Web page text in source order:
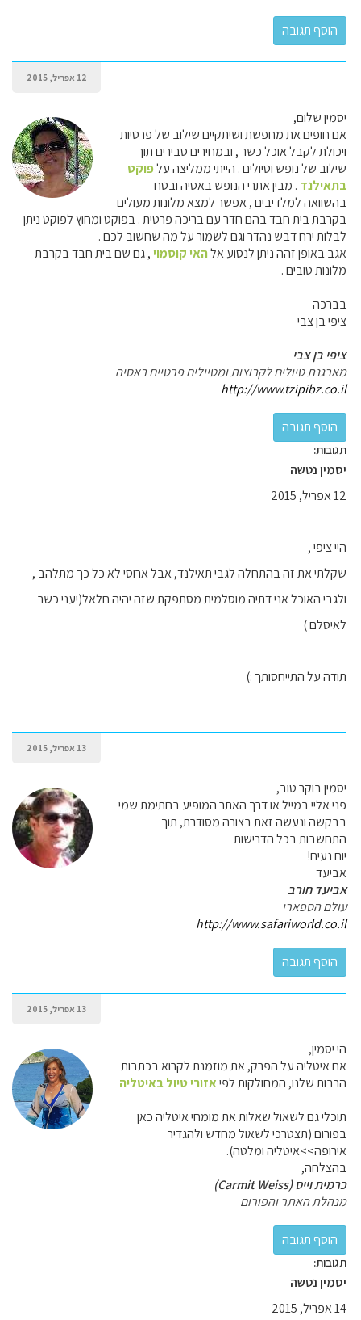
12 אפריל, 2015
יסמין שלום,
אם חופים את מחפשת ושיתקיים שילוב של פרטיות
ויכולת לקבל אוכל כשר , ובמחירים סבירים תוך
שילוב של נופש וטיולים . הייתי ממליצה עלפוקט
בתאילנד . מבין אתרי הנופש באסיה ובטח
בהשוואה למלדיבים , אפשר למצא מלונות מעולים
בקרבת בית חבד בהם חדר עם בריכה פרטית . בפוקט ומחוץ לפוקט ניתן
לבלות ירח דבש נהדר וגם לשמור על מה שחשוב לכם .
אגב באופן זהה ניתן לנסוע אלהאי קוסמוי , גם שם בית חבד בקרבת
מלונות טובים .
בברכה
ציפי בן צבי
ציפי בן צבי
מארגנת טיולים לקבוצות ומטיילים פרטיים באסיה
http://www.tzipibz.co.il
תגובות:
יסמין נטשה
12 אפריל, 2015
היי ציפי ,
שקלתי את זה בהתחלה לגבי תאילנד, אבל ארוסי לא כל כך מתלהב ,
ולגבי האוכל אני דתיה מוסלמית מסתפקת שזה יהיה חלאל(יעני כשר
לאיסלם )
תודה על התייחסותך :)
13 אפריל, 2015
יסמין בוקר טוב,
פני אליי במייל או דרך האתר המופיע בחתימת שמי
בבקשה ונעשה זאת בצורה מסודרת, תוך
התחשבות בכל הדרישות
יום נעים!
אביעד
אביעד חורב
עולם הספארי
http://www.safariworld.co.il
13 אפריל, 2015
הי יסמין,
אם איטליה על הפרק, את מוזמנת לקרוא בכתבות
הרבות שלנו, המחולקות לפיאזורי טיול באיטליה
תוכלי גם לשאול שאלות את מומחי איטליה כאן
בפורום (תצטרכי לשאול מחדש ולהגדיר
אירופה>>איטליה ומלטה).
בהצלחה,
כרמית וייס (Carmit Weiss)
מנהלת האתר והפורום
תגובות:
יסמין נטשה
14 אפריל, 2015